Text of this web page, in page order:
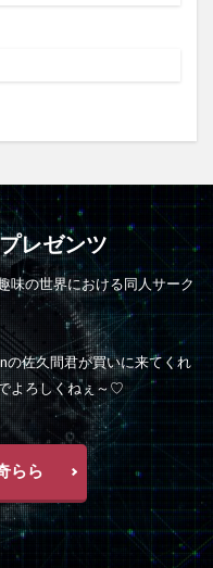
レゼンツ
味の世界における同人サーク
の佐久間君が買いに来てくれ
よろしくねぇ～♡
らら